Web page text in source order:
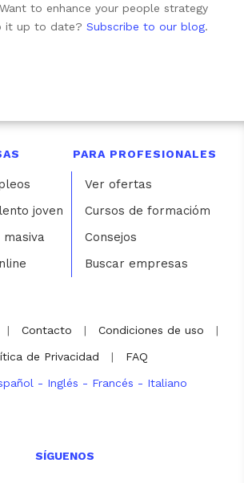
Want to enhance your people strategy
it up to date?Subscribe to our blog.
joven
PARA PROFESIONALES
Ver ofertas
Cursos de formacióm
Consejos
Buscar empresas
| Contacto | Condiciones de uso |
de Privacidad | FAQ
- Inglés - Francés - Italiano
SÍGUENOS